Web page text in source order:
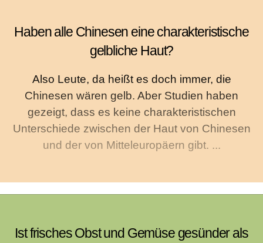
Haben alle Chinesen eine charakteristische
gelbliche Haut?
Also Leute, da heißt es doch immer, die
Chinesen wären gelb. Aber Studien haben
gezeigt, dass es keine charakteristischen
Unterschiede zwischen der Haut von Chinesen
und der von Mitteleuropäern gibt. ...
Ist frisches Obst und Gemüse gesünder als